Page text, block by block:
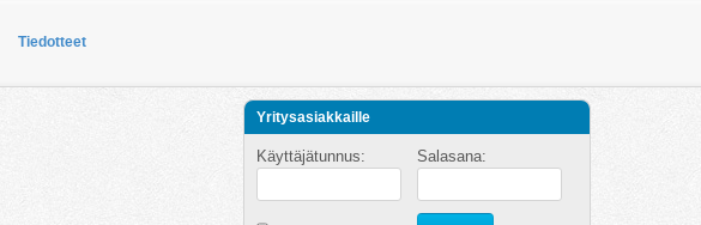
Tiedotteet
Yritysasiakkaille
Käyttäjätunnus: Salasana: